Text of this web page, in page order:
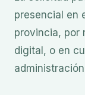
presencial en
provincia, por
digital, o en